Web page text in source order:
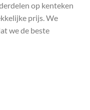
op kenteken
prijs. We
we de beste